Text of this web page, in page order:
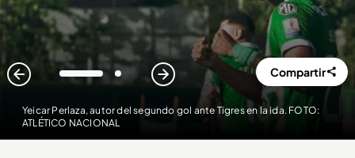
Yeicar Perlaza, autor del segundo gol ante Tigres en la ida. FOTO:
ATLÉTICO NACIONAL
1 2 Compartir